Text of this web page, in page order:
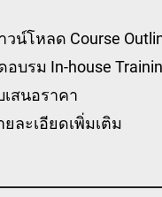
วน์โหลด Course
บรม In-house
เสนอราคา
ละเอียดเพิ่มเติม